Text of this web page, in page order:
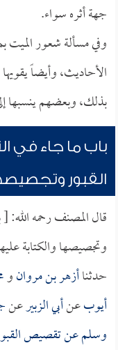
جهة أثره سواء.
وفي مسألة شعور الميت
الأحاديث، وأيضاً يقويها
بذلك، وبعضهم ينسبها
باب ما جاء في
القبور
قال المصنف رحمه الله:
وتجصيصها والكتابة
حدثناأزهر بن مروانو
أيوبعنأبي الزبيرعن
وسلم عن تقصيص